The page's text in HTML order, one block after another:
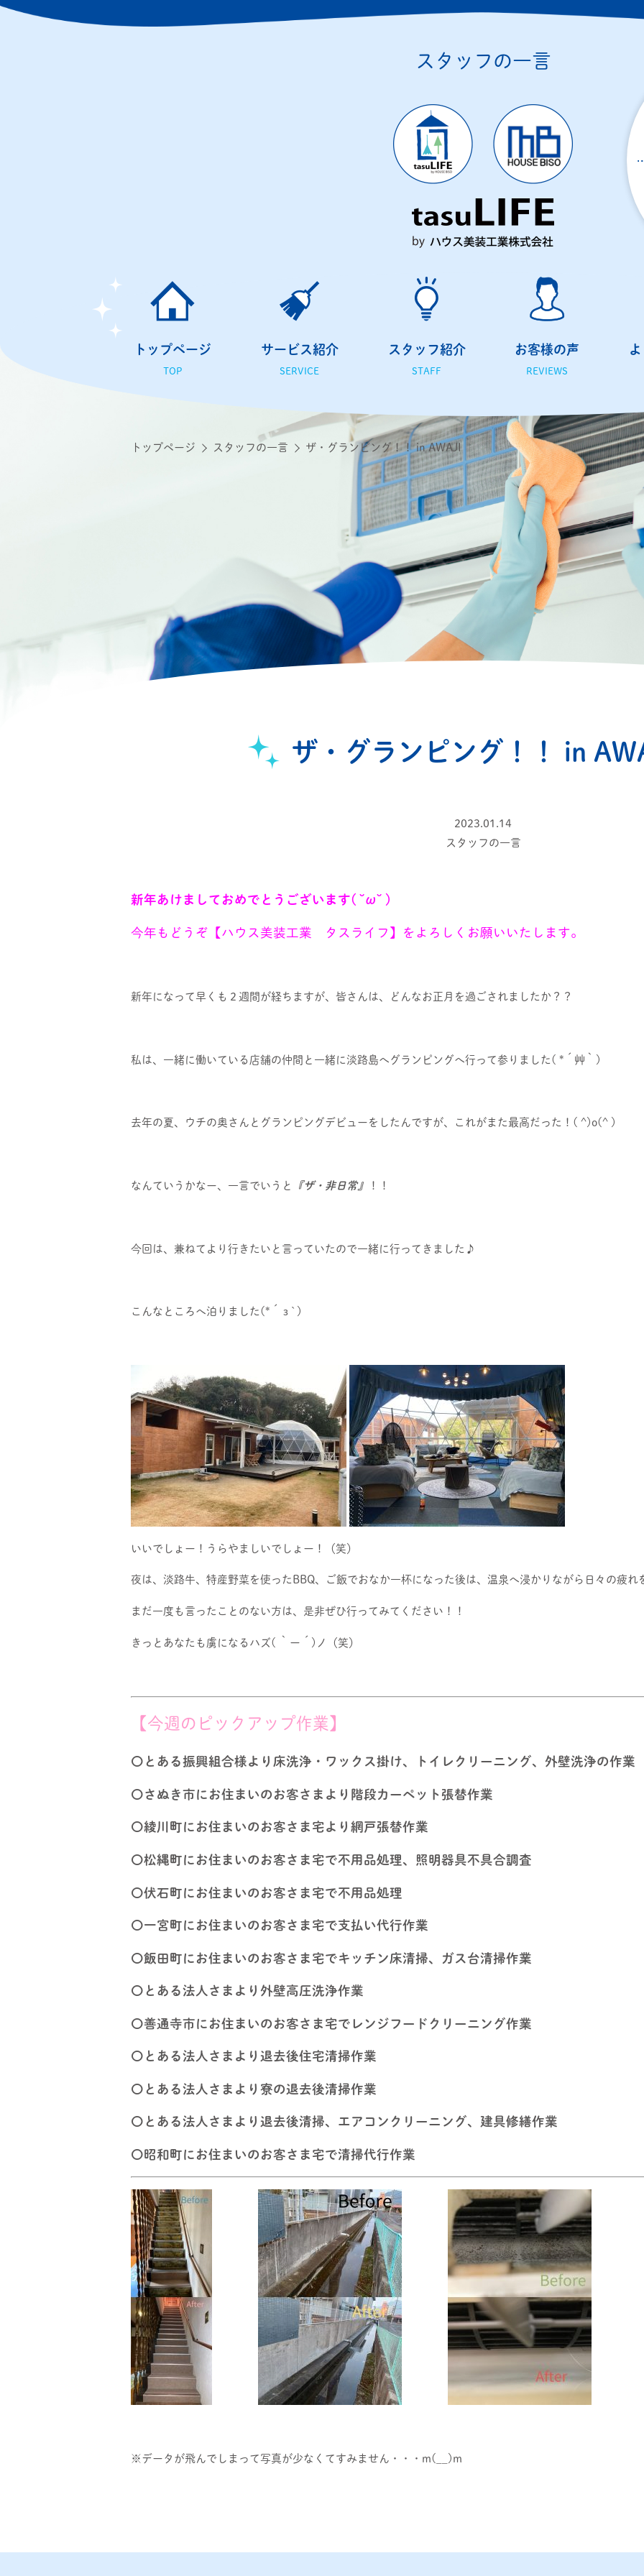
スタッフの一言
トップページ
TOP
サービス紹介
SERVICE
スタッフ紹介
STAFF
お客様の声
REVIEWS
トップページ スタッフの一言 ザ・グランピング！！ in AWAJI
ザ・グランピング！！ in
2023.01.14
スタッフの一言
新年あけましておめでとうございます( ˘ω˘ )
今年もどうぞ【ハウス美装工業 タスライフ】をよろしくお願いいたします。
新年になって早くも２週間が経ちますが、皆さんは、どんなお正月を過ごされましたか？？
私は、一緒に働いている店舗の仲間と一緒に淡路島へグランピングへ行って参りました( *´艸｀)
去年の夏、ウチの奥さんとグランピングデビューをしたんですが、これがまた最高だった！( ^)o(^ )
なんていうかなー、一言でいうと 『ザ・非日常』 ！！
今回は、兼ねてより行きたいと言っていたので一緒に行ってきました♪
こんなところへ泊りました(*´з`)
いいでしょー！うらやましいでしょー！（笑）
夜は、淡路牛、特産野菜を使ったBBQ、ご飯でおなか一杯になった後は、温泉へ浸かりながら日々の疲
まだ一度も言ったことのない方は、是非ぜひ行ってみてください！！
きっとあなたも虜になるハズ( ｀ー´)ノ（笑）
【今週のピックアップ作業】
〇とある振興組合様より床洗浄・ワックス掛け、トイレクリーニング、外壁洗浄の作業
〇さぬき市にお住まいのお客さまより階段カーペット張替作業
〇綾川町にお住まいのお客さま宅より網戸張替作業
〇松縄町にお住まいのお客さま宅で不用品処理、照明器具不具合調査
〇伏石町にお住まいのお客さま宅で不用品処理
〇一宮町にお住まいのお客さま宅で支払い代行作業
〇飯田町にお住まいのお客さま宅でキッチン床清掃、ガス台清掃作業
〇とある法人さまより外壁高圧洗浄作業
〇善通寺市にお住まいのお客さま宅でレンジフードクリーニング作業
〇とある法人さまより退去後住宅清掃作業
〇とある法人さまより寮の退去後清掃作業
〇とある法人さまより退去後清掃、エアコンクリーニング、建具修繕作業
〇昭和町にお住まいのお客さま宅で清掃代行作業
※データが飛んでしまって写真が少なくてすみません・・・m(__)m